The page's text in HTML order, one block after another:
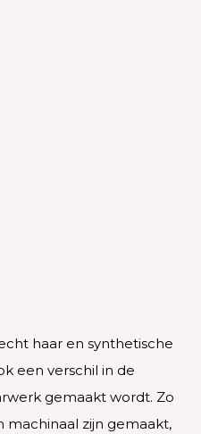
haar en synthetische
een verschil in de
gemaakt wordt. Zo
machinaal zijn gemaakt,